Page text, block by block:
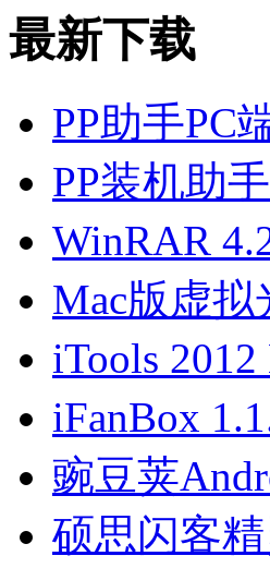
最新下载
PP助手PC
PP装机助
WinRAR
Mac版虚拟
iTools
iFanBox
豌豆荚
硕思闪客